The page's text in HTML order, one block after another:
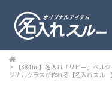
>
【384ml】名入れ「リビー」ベル
ジナルグラスが作れる【名入れスルー】